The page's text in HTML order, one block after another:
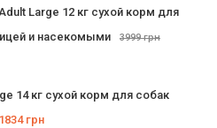
Large 12 кг сухой корм для
и насекомыми
3999грн
14 кг сухой корм для собак
1834 грн